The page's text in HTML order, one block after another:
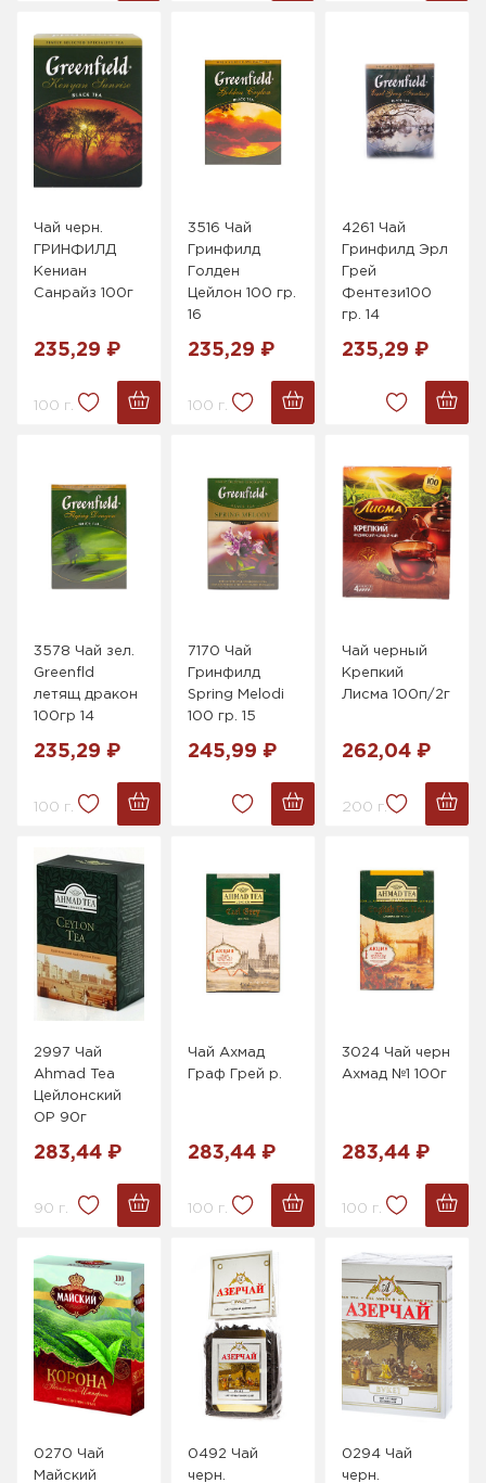
Чай черн.
ГРИНФИЛД
Кениан
Санрайз 100г
235,29 ₽
100 г.
3516 Чай
Гринфилд
Голден
Цейлон 100 гр.
16
235,29 ₽
100 г.
4261 Чай
Гринфилд Эрл
Грей
Фентези100
гр. 14
235,29 ₽
3578 Чай зел.
Greenfld
летящ дракон
100гр 14
235,29 ₽
100 г.
7170 Чай
Гринфилд
Spring Melodi
100 гр. 15
245,99 ₽
Чай черный
Крепкий
Лисма 100п/2г
262,04 ₽
200 г.
2997 Чай
Ahmad Tea
Цейлонский
OP 90г
283,44 ₽
90 г.
Чай Ахмад
Граф Грей р.
283,44 ₽
100 г.
3024 Чай черн
Ахмад №1 100г
283,44 ₽
100 г.
0270 Чай
Майский
0492 Чай
черн.
0294 Чай
черн.